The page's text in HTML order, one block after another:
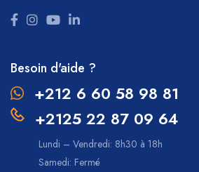
Besoin d'aide ?
+212 6 60 58 98 81
+2125 22 87 09 64
Lundi – Vendredi: 8h30 à 18h
Samedi: Fermé